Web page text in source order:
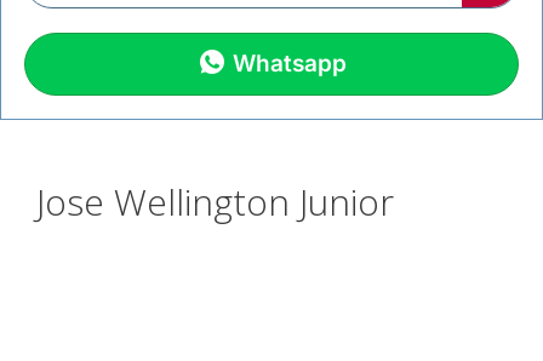
Whatsapp
Jose Wellington Junior